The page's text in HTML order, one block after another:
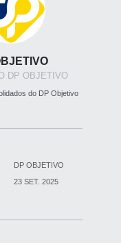
DP OBJETIVO
do DP Objetivo
DP OBJETIVO
23 SET. 2025